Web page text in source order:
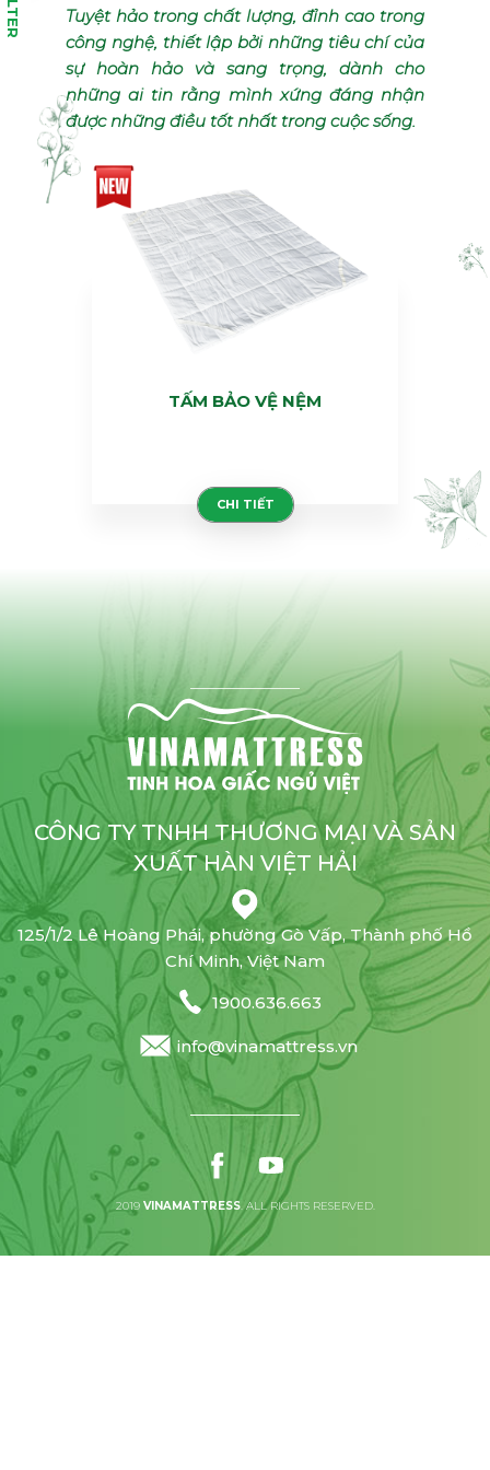
FILTER
Tuyệt hảo trong chất lượng, đỉnh cao trong
công nghệ, thiết lập bởi những tiêu chí của
sự hoàn hảo và sang trọng, dành cho
những ai tin rằng mình xứng đáng nhận
được những điều tốt nhất trong cuộc sống.
TẤM BẢO VỆ NỆM
CHI TIẾT
CÔNG TY TNHH THƯƠNG MẠI VÀ SẢN
XUẤT HÀN VIỆT HẢI
125/1/2 Lê Hoàng Phái, phường Gò Vấp, Thành phố Hồ
Chí Minh, Việt Nam
1900.636.663
info@vinamattress.vn
2019 VINAMATTRESS. ALL RIGHTS RESERVED.